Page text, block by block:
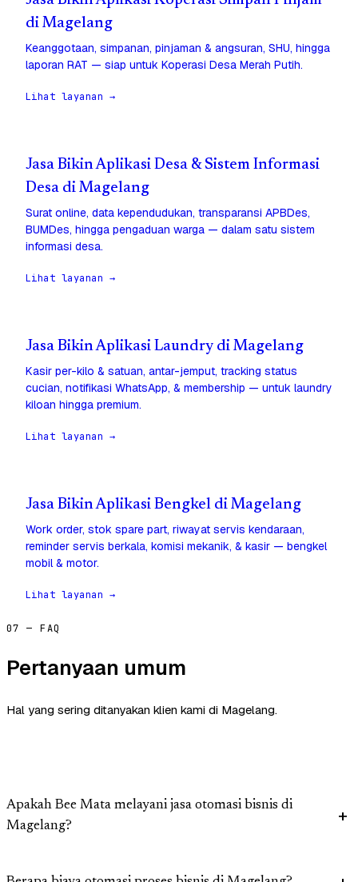
di Magelang
Keanggotaan, simpanan, pinjaman & angsuran, SHU, hingga
laporan RAT — siap untuk Koperasi Desa Merah Putih.
Lihat layanan →
Jasa Bikin Aplikasi Desa & Sistem Informasi
Desa di Magelang
Surat online, data kependudukan, transparansi APBDes,
BUMDes, hingga pengaduan warga — dalam satu sistem
informasi desa.
Lihat layanan →
Jasa Bikin Aplikasi Laundry di Magelang
Kasir per-kilo & satuan, antar-jemput, tracking status
cucian, notifikasi WhatsApp, & membership — untuk laundry
kiloan hingga premium.
Lihat layanan →
Jasa Bikin Aplikasi Bengkel di Magelang
Work order, stok spare part, riwayat servis kendaraan,
reminder servis berkala, komisi mekanik, & kasir — bengkel
mobil & motor.
Lihat layanan →
07 — FAQ
Pertanyaan umum
Hal yang sering ditanyakan klien kami di Magelang.
Apakah Bee Mata melayani jasa otomasi bisnis di
Magelang?